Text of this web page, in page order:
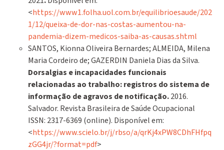
<https://www1.folha.uol.com.br/equilibrioesaude/202
1/12/queixa-de-dor-nas-costas-aumentou-na-
pandemia-dizem-medicos-saiba-as-causas.shtml
SANTOS, Kionna Oliveira Bernardes; ALMEIDA, Milena
Maria Cordeiro de; GAZERDIN Daniela Dias da Silva.
Dorsalgias e incapacidades funcionais
relacionadas ao trabalho: registros do sistema de
informação de agravos de notificação.2016.
Salvador. Revista Brasileira de Saúde Ocupacional
ISSN: 2317-6369 (online). Disponível em:
<https://www.scielo.br/j/rbso/a/qrKj4xPW8CDhFHfpq
zGG4jr/?format=pdf>